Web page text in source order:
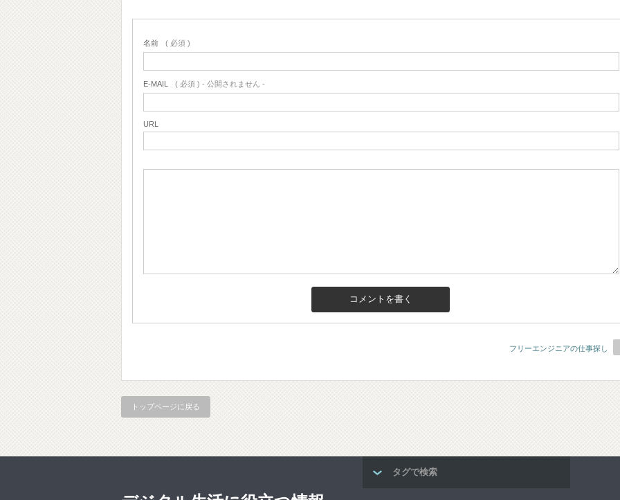
名前 ( 必須 )
E-MAIL ( 必須 ) - 公開されません -
URL
フリーエンジニアの仕事探し
トップページに戻る
タグで検索